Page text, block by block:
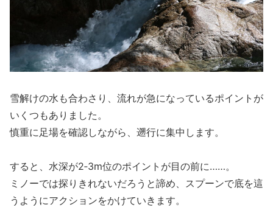
雪解けの水も合わさり、流れが急になっているポイントが
いくつもありました。
慎重に足場を確認しながら、遡行に集中します。
すると、水深が2‐3m位のポイントが目の前に……。
ミノーでは探りきれないだろうと諦め、スプーンで底を這
うようにアクションをかけていきます。